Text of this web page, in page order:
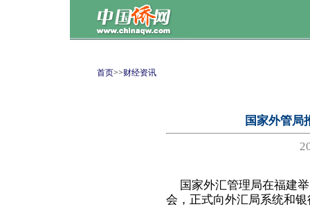
首页>>财经资讯
国家外管局
国家外汇管理局在福建
会，正式向外汇局系统和